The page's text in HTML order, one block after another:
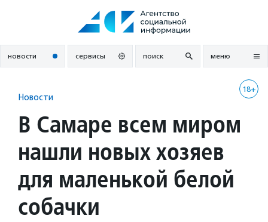
новости сервисы поиск меню
18+
Новости
В Самаре всем миром
нашли новых хозяев
для маленькой белой
собачки